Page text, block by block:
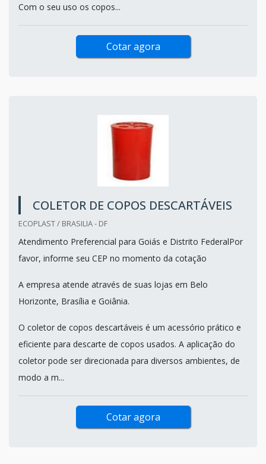
Com o seu uso os copos...
Cotar agora
COLETOR DE COPOS DESCARTÁVEIS
ECOPLAST / BRASILIA - DF
Atendimento Preferencial para Goiás e Distrito FederalPor
favor, informe seu CEP no momento da cotação
A empresa atende através de suas lojas em Belo
Horizonte, Brasília e Goiânia.
O coletor de copos descartáveis é um acessório prático e
eficiente para descarte de copos usados. A aplicação do
coletor pode ser direcionada para diversos ambientes, de
modo a m...
Cotar agora